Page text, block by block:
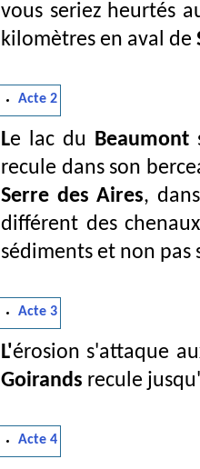
vous seriez heurtés
kilomètres en aval de
Acte 2
Le lac du Beaumont
recule dans son
Serre des Aires,
différent des
sédiments et non
Acte 3
L'érosion s'attaque
Goirands recule
Acte 4